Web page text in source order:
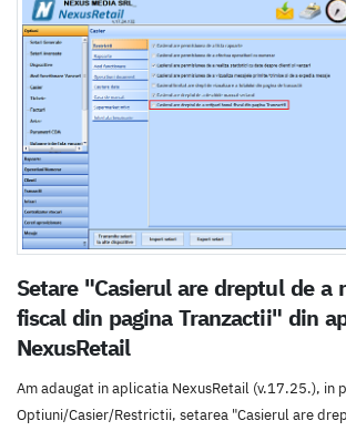
Setare "Casierul are dreptul de a
fiscal din pagina Tranzactii" din
NexusRetail
Am adaugat in aplicatia NexusRetail (v.17.25.), in
Optiuni/Casier/Restrictii, setarea "Casierul are